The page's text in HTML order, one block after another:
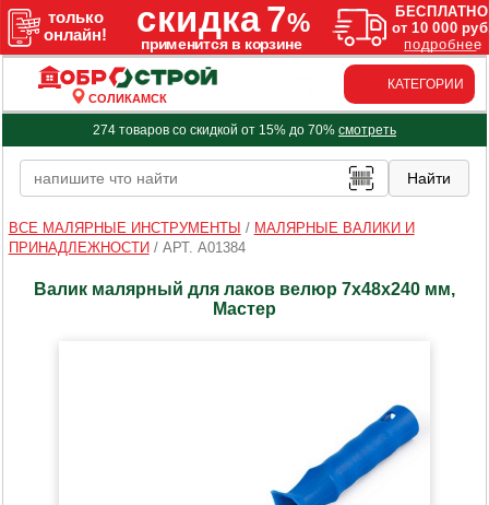
СОЛИКАМСК
КАТЕГОРИИ
274 товаров со скидкой от 15% до 70% смотреть
ВСЕ МАЛЯРНЫЕ ИНСТРУМЕНТЫ / МАЛЯРНЫЕ ВАЛИКИ И
ПРИНАДЛЕЖНОСТИ / АРТ. A01384
Валик малярный для лаков велюр 7х48х240 мм,
Мастер